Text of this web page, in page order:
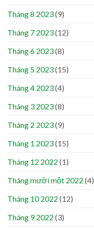
Tháng 8 2023(9)
Tháng 7 2023(12)
Tháng 6 2023(8)
Tháng 5 2023(15)
Tháng 4 2023(4)
Tháng 3 2023(8)
Tháng 2 2023(9)
Tháng 1 2023(15)
Tháng 12 2022 (1)
Tháng mười một 2022 (4)
Tháng 10 2022 (12)
Tháng 9 2022 (3)